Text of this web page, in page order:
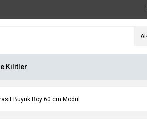
Kilitler
Büyük Boy 60 cm Modül